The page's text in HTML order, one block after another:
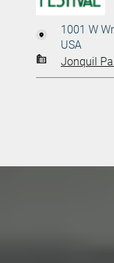
1001 W
USA
Jonquil